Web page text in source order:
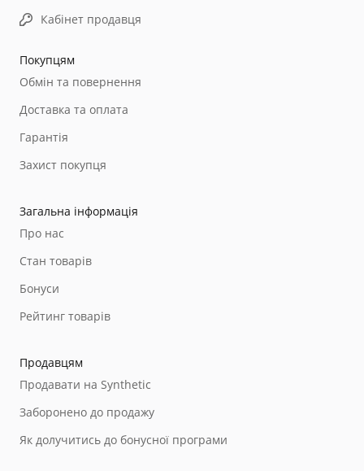
Покупцям
Обмін та повернення
Доставка та оплата
Гарантія
Захист покупця
Загальна інформація
Про нас
Стан товарів
Бонуси
Рейтинг товарів
Продавцям
Продавати на Synthetic
Заборонено до продажу
Як долучитись до бонусної програми
Кабінет продавця